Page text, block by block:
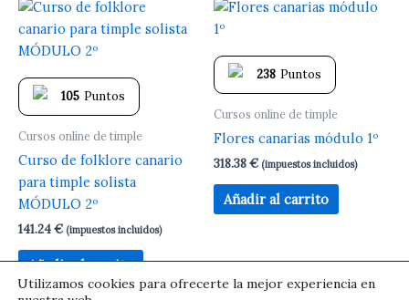
105 Puntos
Cursos online de timple
Curso de folklore canario
para timple solista
MÓDULO 2º
141.24€ (impuestos incluidos)
Añadir al carrito
238 Puntos
Cursos online de timple
Flores canarias módulo 1º
318.38€ (impuestos incluidos)
Añadir al carrito
Utilizamos cookies para ofrecerte la mejor experiencia en